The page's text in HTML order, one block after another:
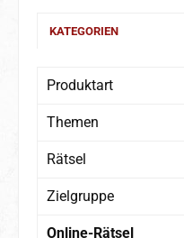
KATEGORIEN
Produktart
Themen
Rätsel
Zielgruppe
Online-Rätsel